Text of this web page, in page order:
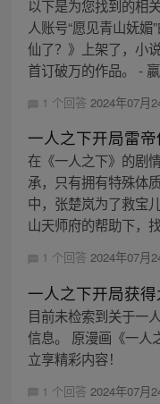
以下是为您找到的相
人账号“愿见青山妩
仙了？》上架了，小
首订破万的作品。 -
1 个回答 2024年07月
一人之下开局雷
在《一人之下》的剧
承，只有拥有特殊体
中，张楚岚为了救宝
山天师府的帮助下，
1 个回答 2024年07月
一人之下开局获
目前未检索到关于一
信息。 原漫画《一人
立享精彩内容！
1 个回答 2024年07月